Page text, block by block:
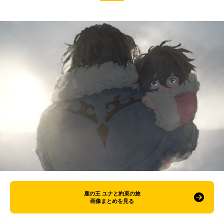
鹿の王 ユナと約束の旅
画像まとめを見る